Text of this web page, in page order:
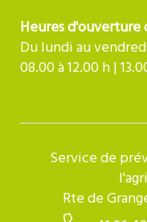
Heures d'ouverture
Du lundi au
08.00 à 12.00 h |
Service de
Rte de